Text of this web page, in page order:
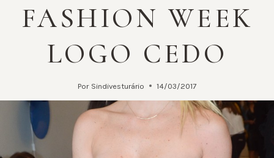
FASHION WEEK
LOGO CEDO
Por Sindivesturário 14/03/2017